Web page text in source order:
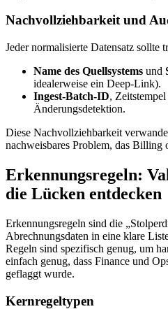
Nachvollziehbarkeit und
Jeder normalisierte Datensatz sollte
Name des Quellsystems und
idealerweise ein Deep‑Link).
Ingest‑Batch‑ID,
Änderungsdetektion.
Diese Nachvollziehbarkeit
nachweisbares Problem, das Billing
Erkennungsregeln:
die Lücken entdecken
Erkennungsregeln sind die
Abrechnungsdaten in eine klare
Regeln sind spezifisch genug, um
einfach genug, dass Finance und
geflaggt wurde.
Kernregeltypen